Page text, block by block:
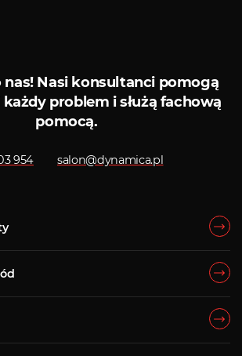
nas!Nasi konsultanci pomogą
problem i służą fachową
pomocą.
954 salon@dynamica.pl